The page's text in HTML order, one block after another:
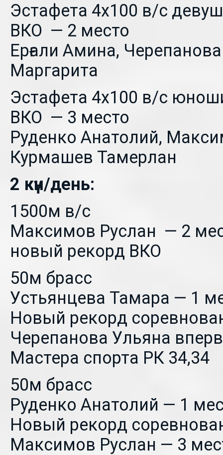
Эстафета 4х100 в/с
ВКО — 2 место
Ерғали Амина,
Маргарита
Эстафета 4х100 в/с
ВКО — 3 место
Руденко Анатолий,
Курмашев Тамерлан
2 күн/день:
1500м в/с
Максимов Руслан — 2
новый рекорд ВКО
50м брасс
Устьянцева Тамара — 1
Новый рекорд
Черепанова Ульяна
Мастера спорта РК 34,34
50м брасс
Руденко Анатолий — 1
Новый рекорд
Максимов Руслан — 3